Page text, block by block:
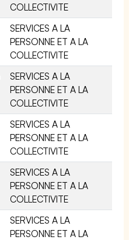
COLLECTIVITE
SERVICES A LA
PERSONNE ET A LA
COLLECTIVITE
SERVICES A LA
PERSONNE ET A LA
COLLECTIVITE
SERVICES A LA
PERSONNE ET A LA
COLLECTIVITE
SERVICES A LA
PERSONNE ET A LA
COLLECTIVITE
SERVICES A LA
PERSONNE ET A LA